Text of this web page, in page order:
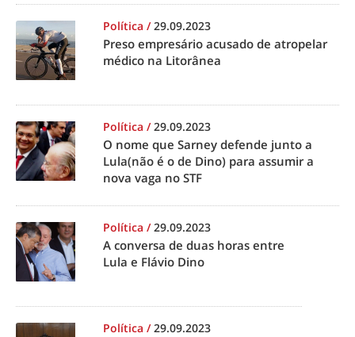
Política /29.09.2023
Preso empresário acusado de atropelar
médico na Litorânea
Política /29.09.2023
O nome que Sarney defende junto a
Lula(não é o de Dino) para assumir a
nova vaga no STF
Política /29.09.2023
A conversa de duas horas entre
Lula e Flávio Dino
Política /29.09.2023